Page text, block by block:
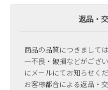
返品・
商品の品質につきまして
一不良・破損などがござ
にメールにてお知らせくだ
お客様都合による返品・